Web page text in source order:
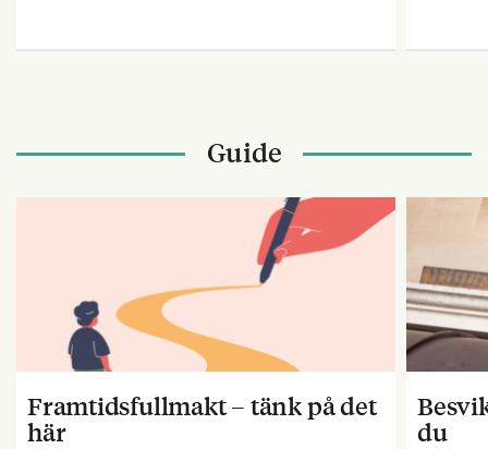
Guide
Framtidsfullmakt – tänk på det
här
du